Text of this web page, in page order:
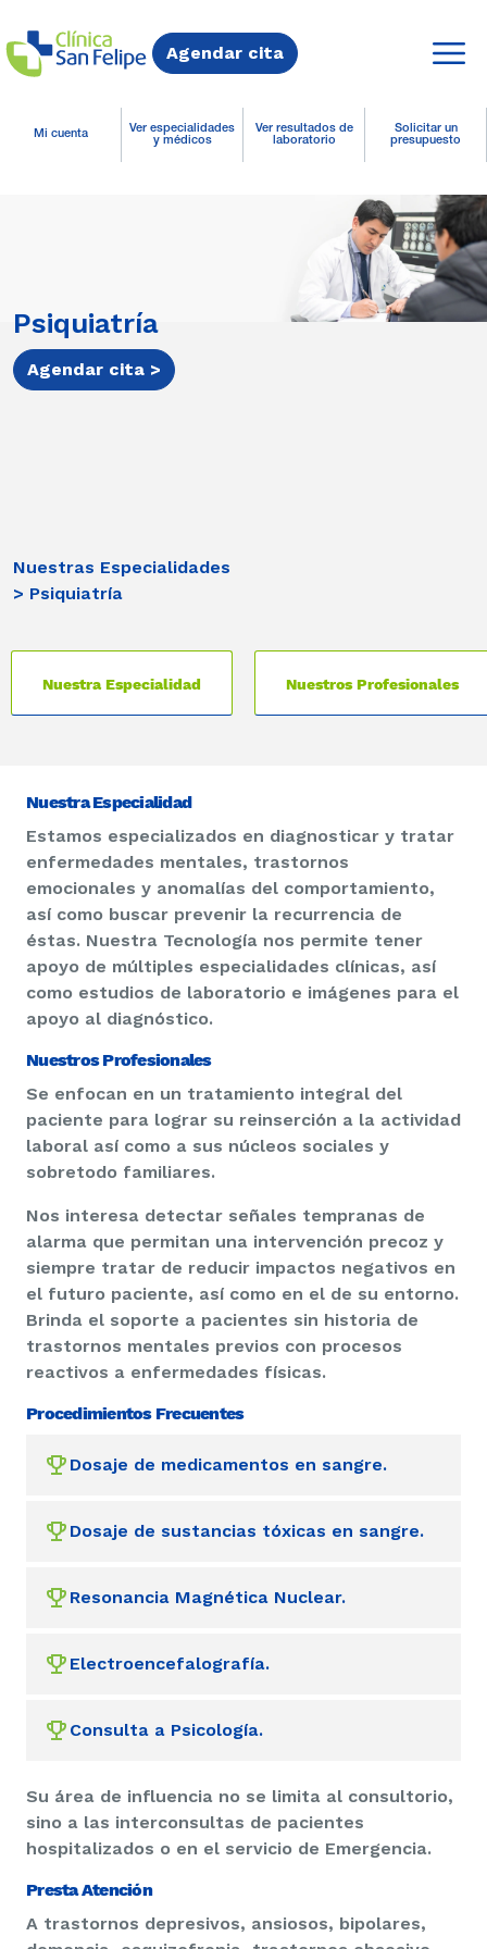
Agendar cita
Mi cuenta
Ver especialidades
y médicos
Ver resultados de
laboratorio
Solicitar un
presupuesto
Psiquiatría
Agendar cita >
Nuestras Especialidades
> Psiquiatría
Nuestra Especialidad Nuestros Profesionales
Nuestra Especialidad
Estamos especializados en diagnosticar y tratar
enfermedades mentales, trastornos
emocionales y anomalías del comportamiento,
así como buscar prevenir la recurrencia de
éstas. Nuestra Tecnología nos permite tener
apoyo de múltiples especialidades clínicas, así
como estudios de laboratorio e imágenes para el
apoyo al diagnóstico.
Nuestros Profesionales
Se enfocan en un tratamiento integral del
paciente para lograr su reinserción a la actividad
laboral así como a sus núcleos sociales y
sobretodo familiares.
Nos interesa detectar señales tempranas de
alarma que permitan una intervención precoz y
siempre tratar de reducir impactos negativos en
el futuro paciente, así como en el de su entorno.
Brinda el soporte a pacientes sin historia de
trastornos mentales previos con procesos
reactivos a enfermedades físicas.
Procedimientos Frecuentes
Dosaje de medicamentos en sangre.
Dosaje de sustancias tóxicas en sangre.
Resonancia Magnética Nuclear.
Electroencefalografía.
Consulta a Psicología.
Su área de influencia no se limita al consultorio,
sino a las interconsultas de pacientes
hospitalizados o en el servicio de Emergencia.
Presta Atención
A trastornos depresivos, ansiosos, bipolares,